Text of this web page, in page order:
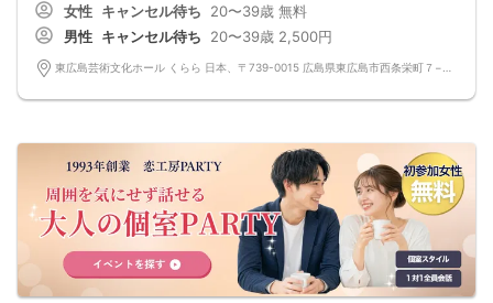
まずは知り合ってからと考える方って意外と多いです。
カップリング茶話会とは婚活パーティのように数組だけがカップルになり後は残
念・・
というのではなく参加者全員にチャンスがあります。
１対１のフリートークタイム～中間印象カード
貴方も参加してみませんか？
=========================
パッションのパーティーは男性90％以上/女性70％以上が1人参加です。
お一人様でも安心してご参加下さい。
出会いはまずは行動から！パッションのパーティで理想のお相手探しはいかがで
すか?
スタッフが全力であなたの婚活をサポートさせて頂きます。
■パーティ中止判断タイミング
開催前日の23:00までに最少催行人数男性2名対女性2名に満たない場合
但し、当日で急なキャンセルががあった場合には当日中止になる事もあります。
女性 キャンセル待ち 20〜39歳 無料
男性 キャンセル待ち 20〜39歳 2,500円